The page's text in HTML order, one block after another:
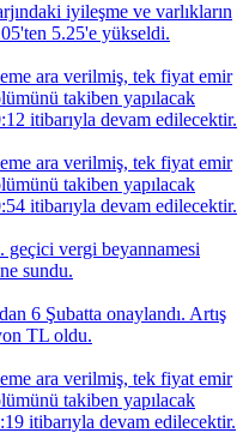
iyileşme ve varlıkların
5.25'e yükseldi.
ara verilmiş, tek fiyat emir
takiben yapılacak
itibarıyla devam edilecektir.
ara verilmiş, tek fiyat emir
takiben yapılacak
itibarıyla devam edilecektir.
geçici vergi beyannamesi
sundu.
6 Şubatta onaylandı. Artış
TL oldu.
ara verilmiş, tek fiyat emir
takiben yapılacak
itibarıyla devam edilecektir.